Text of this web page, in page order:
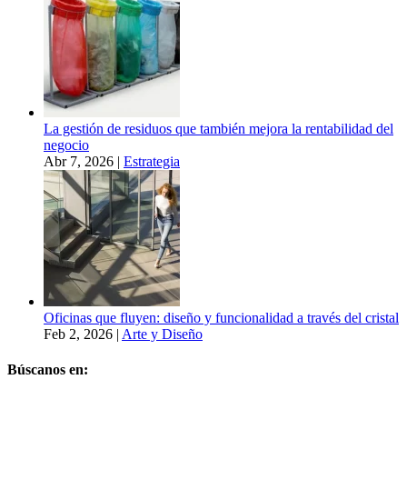
La gestión de residuos que también mejora la rentabilidad del
negocio
Abr 7, 2026 | Estrategia
Oficinas que fluyen: diseño y funcionalidad a través del cristal
Feb 2, 2026 | Arte y Diseño
Búscanos en: